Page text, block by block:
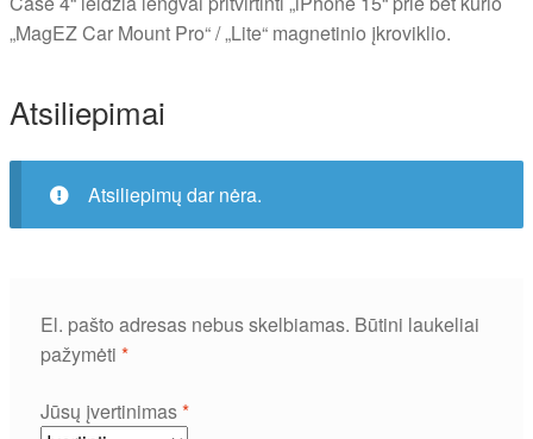
„MagEZ Car Mount Pro“ / „Lite“ magnetinio įkroviklio.
Atsiliepimai
Atsiliepimų dar nėra.
El. pašto adresas nebus skelbiamas. Būtini laukeliai
pažymėti *
Jūsų įvertinimas*